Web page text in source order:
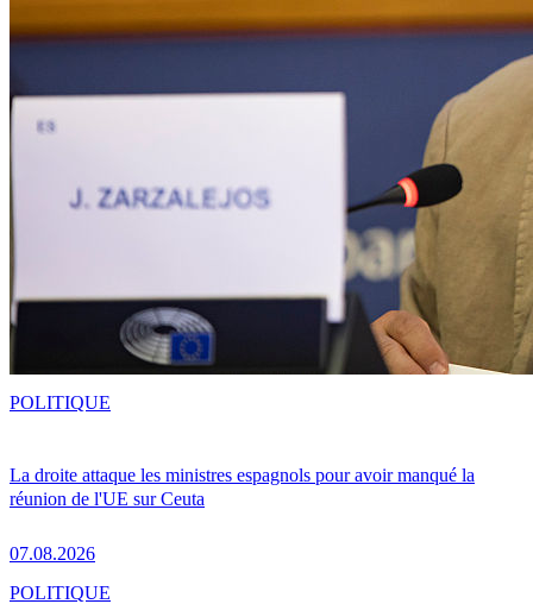
La droite attaque les ministres espagnols pour avoir manqué la
réunion de l'UE sur Ceuta
07.08.2026
POLITIQUE
POLITIQUE